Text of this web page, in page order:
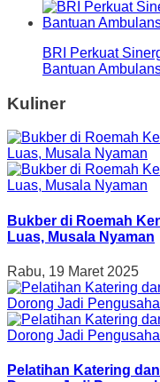
BRI Perkuat
Bantuan
Kuliner
Bukber di Roemah
Luas, Musala Nyaman
Rabu, 19 Maret 2025
Pelatihan Katering